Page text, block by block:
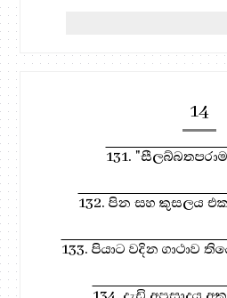
14
131.
132. පින සහ කුසලය
133. පියාට වදින ගාථාව